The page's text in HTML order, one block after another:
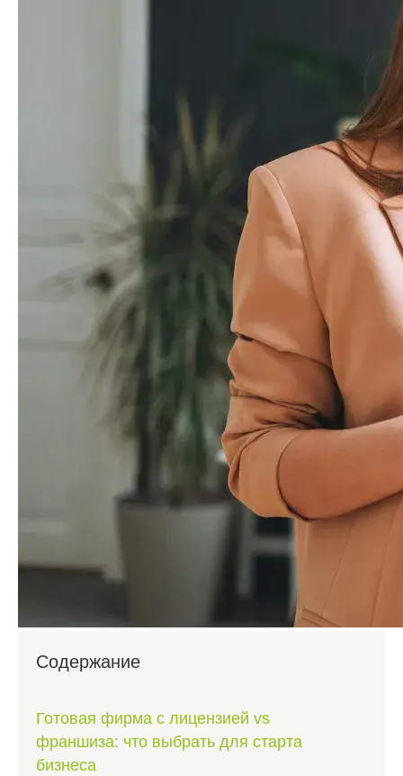
Содержание
Готовая фирма с лицензией vs
франшиза: что выбрать для старта
бизнеса